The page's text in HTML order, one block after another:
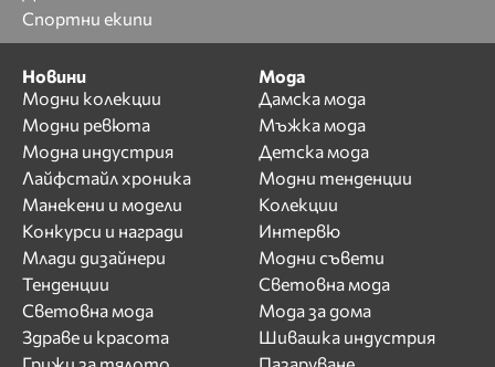
Спортни екипи
Новини
Модни колекции
Модни ревюта
Модна индустрия
Лайфстайл хроника
Манекени и модели
Конкурси и награди
Млади дизайнери
Тенденции
Световна мода
Здраве и красота
Мода
Дамска мода
Мъжка мода
Детска мода
Модни тенденции
Колекции
Интервю
Модни съвети
Световна мода
Мода за дома
Шивашка индустрия